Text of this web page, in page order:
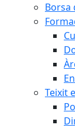
Borsa
Teixit